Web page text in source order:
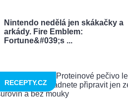
Nintendo nedělá jen skákačky a
arkády. Fire Emblem:
Fortune&#039;s ...
RECEPTY.CZ